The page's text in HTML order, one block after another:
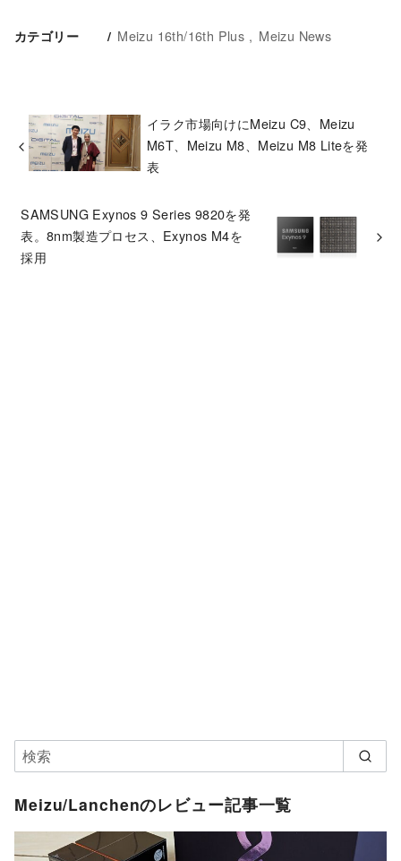
カテゴリー Meizu 16th/16th Plus Meizu News
イラク市場向けにMeizu C9、Meizu
M6T、Meizu M8、Meizu M8 Liteを発
表
SAMSUNG Exynos 9 Series 9820を発
表。8nm製造プロセス、Exynos M4を
採用
Meizu/Lanchenのレビュー記事一覧